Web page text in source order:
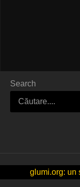
Search
glumi.org: un